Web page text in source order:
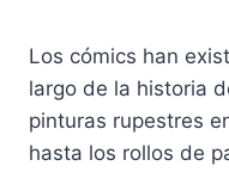
Los cómics han
largo de la historia
pinturas rupestres
hasta los rollos de